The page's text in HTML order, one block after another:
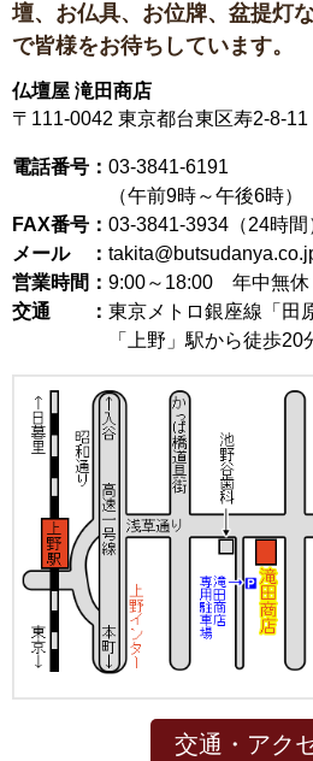
壇、お仏具、お位牌、盆提灯
で皆様をお待ちしています。
仏壇屋 滝田商店
〒111-0042 東京都台東区寿2-8-11
電話番号： 03-3841-6191
（午前9時～午後6時）
FAX番号： 03-3841-3934（24時間
メール ：
営業時間： 9:00～18:00 年中無休
交通 ： 東京メトロ銀座線「田
「上野」駅から徒歩
交通・アク